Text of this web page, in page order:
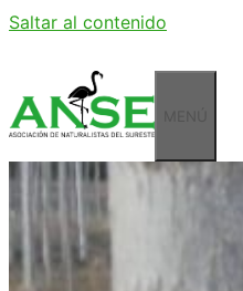
Saltar al contenido